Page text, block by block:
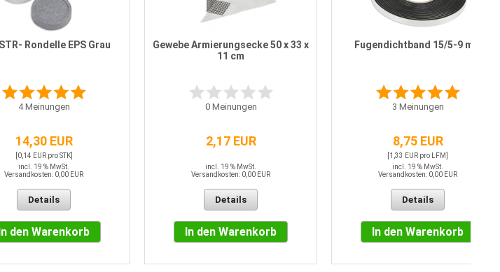
Rondelle EPS Grau
4Meinungen
14,30 EUR
[0,14 EUR pro STK]
incl. 19 % MwSt.
Versandkosten: 0,00 EUR
Details
den Warenkorb
Gewebe Armierungsecke 50 x 33 x
11 cm
0Meinungen
2,17 EUR
incl. 19 % MwSt.
Versandkosten: 0,00 EUR
Details
In den Warenkorb
Fugendichtband 15/5-9 mm
3 Meinungen
8,75 EUR
[1,33 EUR pro LFM]
incl. 19 % MwSt.
Versandkosten: 0,00 EUR
Details
In den Warenkorb